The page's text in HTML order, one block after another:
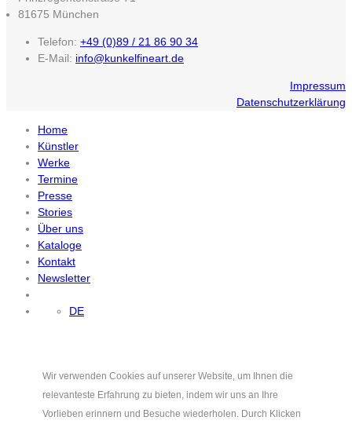
81675 München
Telefon: +49 (0)89 / 21 86 90 34
E-Mail: info@kunkelfineart.de
Impressum
Datenschutzerklärung
Home
Künstler
Werke
Termine
Presse
Stories
Über uns
Kataloge
Kontakt
Newsletter
DE
Wir verwenden Cookies auf unserer Website, um Ihnen die
relevanteste Erfahrung zu bieten, indem wir uns an Ihre
Vorlieben erinnern und Besuche wiederholen. Durch Klicken